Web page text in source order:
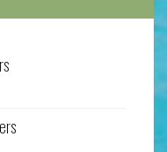
4 pers
6 pers